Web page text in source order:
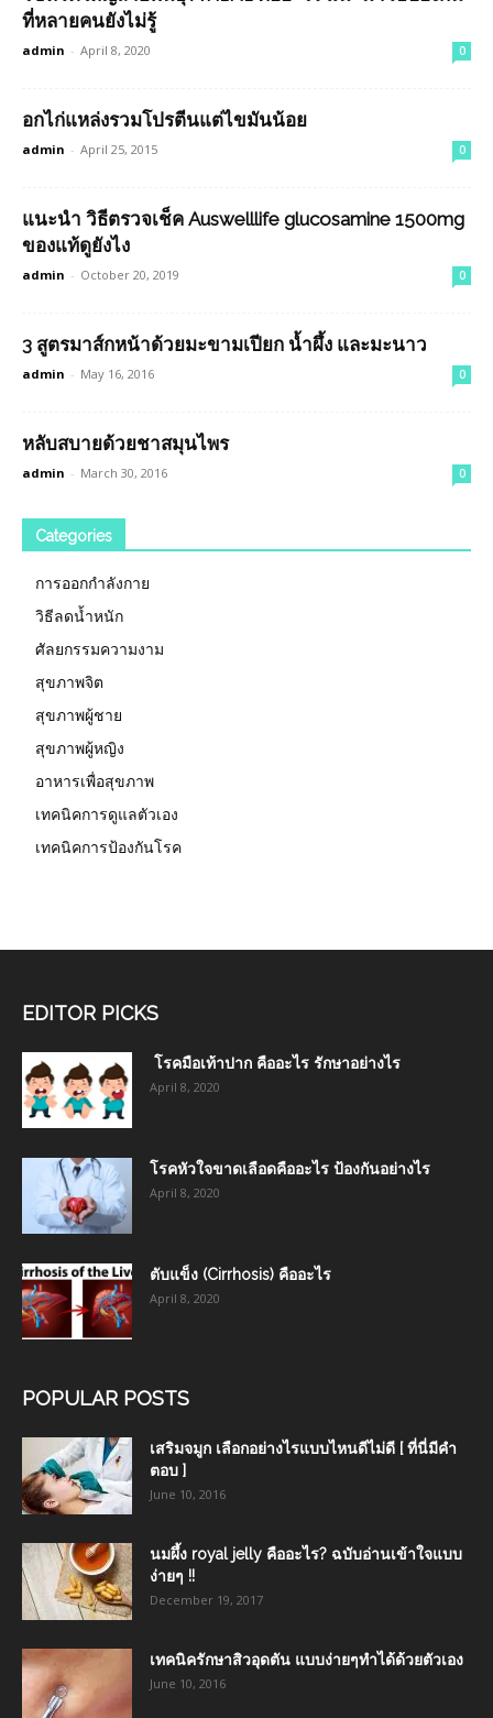
ที่หลายคนยังไม่รู้
admin - April 8, 2020 0
อกไก่แหล่งรวมโปรตีนแต่ไขมันน้อย
admin - April 25, 2015 0
แนะนำ วิธีตรวจเช็ค Auswelllife glucosamine 1500mg
ของแท้ดูยังไง
admin - October 20, 2019 0
3 สูตรมาส์กหน้าด้วยมะขามเปียก น้ำผึ้ง และมะนาว
admin - May 16, 2016 0
หลับสบายด้วยชาสมุนไพร
admin - March 30, 2016 0
Categories
การออกกำลังกาย
วิธีลดน้ำหนัก
ศัลยกรรมความงาม
สุขภาพจิต
สุขภาพผู้ชาย
สุขภาพผู้หญิง
อาหารเพื่อสุขภาพ
เทคนิคการดูแลตัวเอง
เทคนิคการป้องกันโรค
EDITOR PICKS
โรคมือเท้าปาก คืออะไร รักษาอย่างไร
April 8, 2020
โรคหัวใจขาดเลือดคืออะไร ป้องกันอย่างไร
April 8, 2020
ตับแข็ง (Cirrhosis) คืออะไร
April 8, 2020
POPULAR POSTS
เสริมจมูก เลือกอย่างไรแบบไหนดีไม่ดี [ ที่นี่มีคำ
ตอบ ]
June 10, 2016
นมผึ้ง royal jelly คืออะไร? ฉบับอ่านเข้าใจแบบ
ง่ายๆ !!
December 19, 2017
เทคนิครักษาสิวอุดตัน แบบง่ายๆทำได้ด้วยตัวเอง
June 10, 2016